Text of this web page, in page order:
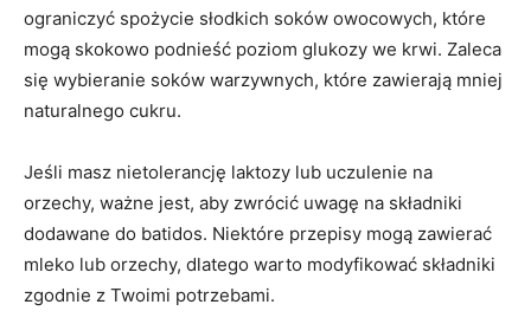
ograniczyć spożycie słodkich soków owocowych, które
mogą skokowo podnieść poziom glukozy we krwi. Zaleca
się wybieranie soków warzywnych, które zawierają mniej
naturalnego cukru.
Jeśli masz nietolerancję⁢ laktozy​ lub uczulenie ⁤na
orzechy, ważne jest, ⁤aby zwrócić‍ uwagę na składniki
dodawane do batidos. Niektóre​ przepisy mogą zawierać
mleko​ lub orzechy, dlatego warto modyfikować składniki ​
zgodnie z Twoimi potrzebami.